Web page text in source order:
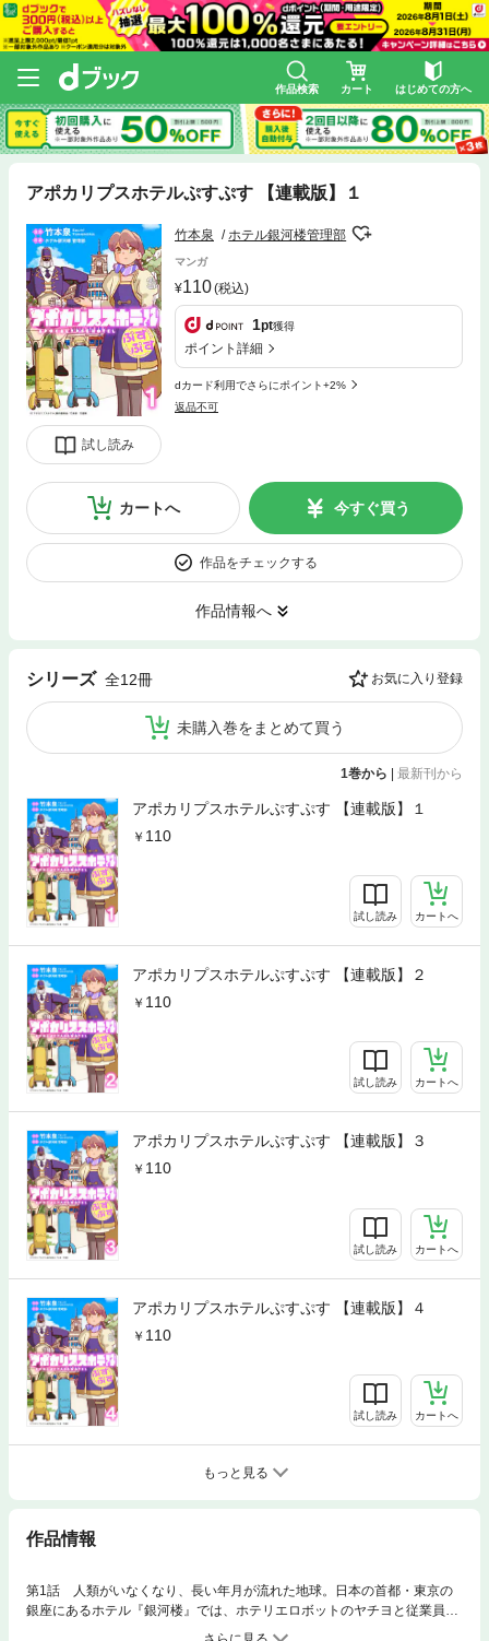
作品検索 カート はじめての方へ
アポカリプスホテルぷすぷす 【連載版】１
試し読み
竹本泉 ホテル銀河楼管理部
マンガ
110(税込)
1pt獲得
ポイント詳細
dカード利用でさらにポイント+2%
返品不可
カートへ 今すぐ買う
作品をチェックする
作品情報へ
シリーズ 全12冊 お気に入り登録
未購入巻をまとめて買う
1巻から | 最新刊から
アポカリプスホテルぷすぷす 【連載版】１
110
試し読み カートへ
アポカリプスホテルぷすぷす 【連載版】２
110
試し読み カートへ
アポカリプスホテルぷすぷす 【連載版】３
110
試し読み カートへ
アポカリプスホテルぷすぷす 【連載版】４
110
試し読み カートへ
もっと見る
作品情報
第1話 人類がいなくなり、長い年月が流れた地球。日本の首都・東京の
銀座にあるホテル『銀河楼』では、ホテリエロボットのヤチヨと従業員ロ
ボットたちが、オーナーの帰還と、再び人類のお客様を迎える時を待って